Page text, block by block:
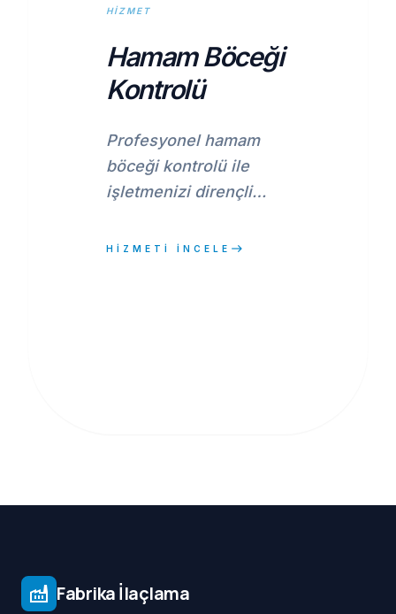
HIZMET
Hamam Böceği
Kontrolü
Profesyonel hamam
böceği kontrolü ile
işletmenizi dirençli
Gıda tesisleri, depolar
HİZMETİ İNCELE east
factory Fabrika İlaçlama